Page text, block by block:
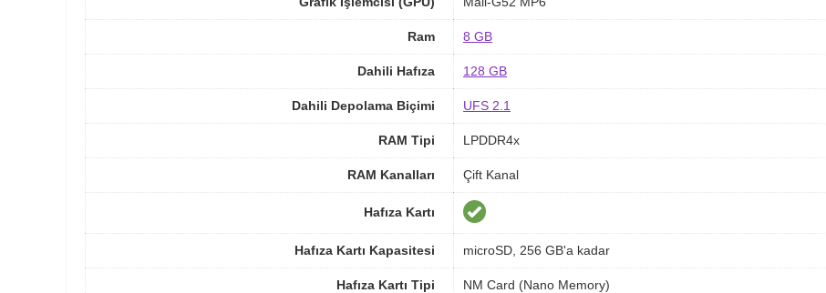
Ram 8 GB
Dahili Hafıza 128 GB
Dahili Depolama Biçimi UFS 2.1
RAM Tipi LPDDR4x
RAM Kanalları Çift Kanal
Hafıza Kartı
Hafıza Kartı Kapasitesi microSD, 256 GB'a kadar
Hafıza Kartı Tipi NM Card (Nano Memory)